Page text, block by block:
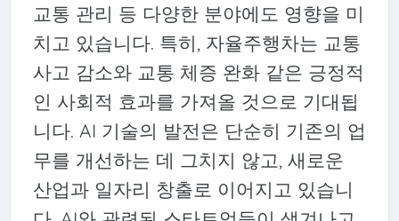
교통 관리 등 다양한 분야에도 영향을 미
치고 있습니다. 특히, 자율주행차는 교통
사고 감소와 교통 체증 완화 같은 긍정적
인 사회적 효과를 가져올 것으로 기대됩
니다. AI 기술의 발전은 단순히 기존의 업
무를 개선하는 데 그치지 않고, 새로운
산업과 일자리 창출로 이어지고 있습니